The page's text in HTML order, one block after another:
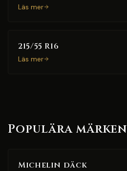
Läs mer
215/55 R16
Läs mer
Populära märken
Michelin däck